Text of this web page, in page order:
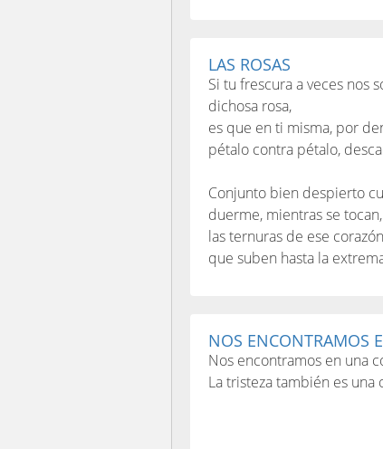
LAS ROSAS
Si tu frescura a veces nos
dichosa rosa,
es que en ti misma, por
pétalo contra pétalo,
Conjunto bien despierto
duerme, mientras se
las ternuras de ese
que suben hasta la
NOS ENCONTRAMOS
Nos encontramos en una
La tristeza también es una